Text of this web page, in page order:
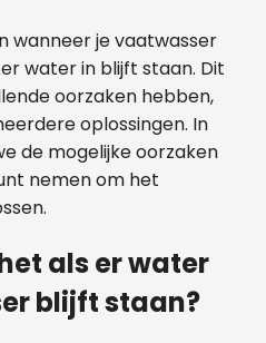
wanneer je vaatwasser
water in blijft staan. Dit
oorzaken hebben,
oplossingen. In
de mogelijke oorzaken
nemen om het
als er water
blijft staan?